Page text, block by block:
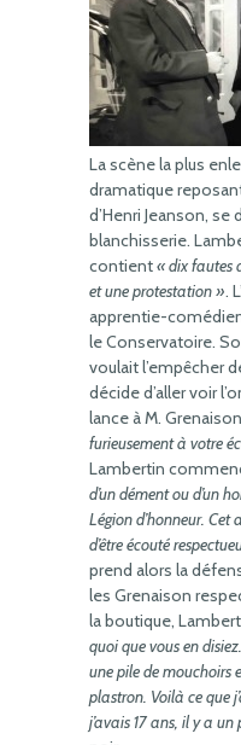
La scène la plus
dramatique
d’Henri Jeanson,
blanchisserie.
contient« dix fautes
et une protestation ».
apprentie-
le Conservatoire.
voulait l’empêcher
décide d’aller voir
lance à M.
furieusement à votre
Lambertin
d’un dément ou d’un
Légion d’honneur.
d’être écouté
prend alors la
les Grenaison
la boutique,
quoi que vous en
une pile de mouchoirs
plastron. Voilà ce que
j’avais 17 ans, il y a